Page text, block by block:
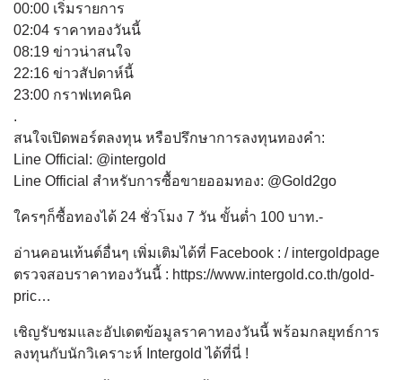
00:00 เริ่มรายการ
02:04 ราคาทองวันนี้
08:19 ข่าวน่าสนใจ
22:16 ข่าวสัปดาห์นี้
23:00 กราฟเทคนิค
.
สนใจเปิดพอร์ตลงทุน หรือปรึกษาการลงทุนทองคำ:
Line Official: @intergold
Line Official สำหรับการซื้อขายออมทอง: @Gold2go
ใครๆก็ซื้อทองได้ 24 ชั่วโมง 7 วัน ขั้นต่ำ 100 บาท.-
อ่านคอนเท้นต์อื่นๆ เพิ่มเติมได้ที่ Facebook : / intergoldpage
ตรวจสอบราคาทองวันนี้ : https://www.intergold.co.th/gold-
pric…
เชิญรับชมและอัปเดตข้อมูลราคาทองวันนี้ พร้อมกลยุทธ์การ
ลงทุนกับนักวิเคราะห์ Intergold ได้ที่นี่ !